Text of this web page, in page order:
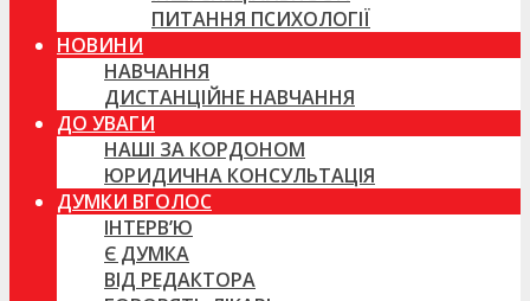
ПИТАННЯ ПСИХОЛОГІЇ
НОВИНИ
НАВЧАННЯ
ДИСТАНЦІЙНЕ НАВЧАННЯ
ДО УВАГИ
НАШІ ЗА КОРДОНОМ
ЮРИДИЧНА КОНСУЛЬТАЦІЯ
ДУМКИ ВГОЛОС
ІНТЕРВ’Ю
Є ДУМКА
ВІД РЕДАКТОРА